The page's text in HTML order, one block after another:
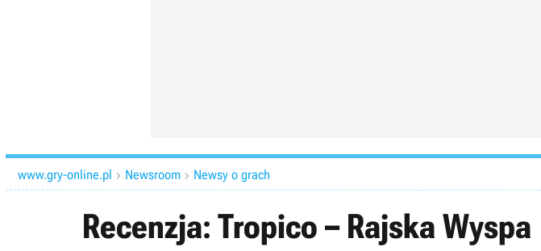
www.gry-online.pl  Newsroom  Newsy o grach
Recenzja: Tropico – Rajska Wyspa